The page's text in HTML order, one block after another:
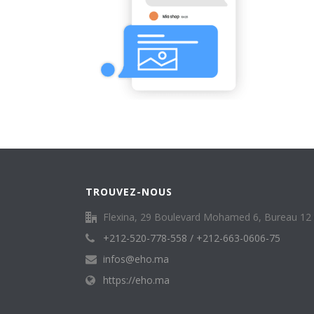
TROUVEZ-NOUS
Flexina, 29 Boulevard Mohamed 6, Bureau
+212-520-778-558 / +212-663-0606-75
infos@eho.ma
https://eho.ma